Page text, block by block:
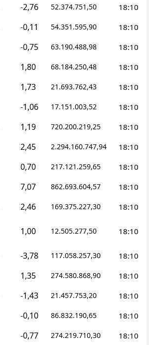
-2,76 52.374.751,50 18:10
-0,11 54.351.595,90 18:10
-0,75 63.190.488,98 18:10
1,80 68.184.250,48 18:10
1,73 21.693.762,43 18:10
-1,06 17.151.003,52 18:10
1,19 720.200.219,25 18:10
2,45 2.294.160.747,94 18:10
0,70 217.121.259,65 18:10
7,07 862.693.604,57 18:10
2,46 169.375.227,30 18:10
1,00 12.505.277,50 18:10
-3,78 117.058.257,30 18:10
1,35 274.580.868,90 18:10
-1,43 21.457.753,20 18:10
-0,10 86.832.190,65 18:10
-0,77 274.219.710,30 18:10